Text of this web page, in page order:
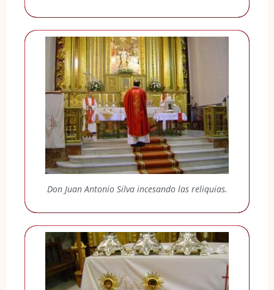
Don Juan Antonio Silva incesando las reliquias.